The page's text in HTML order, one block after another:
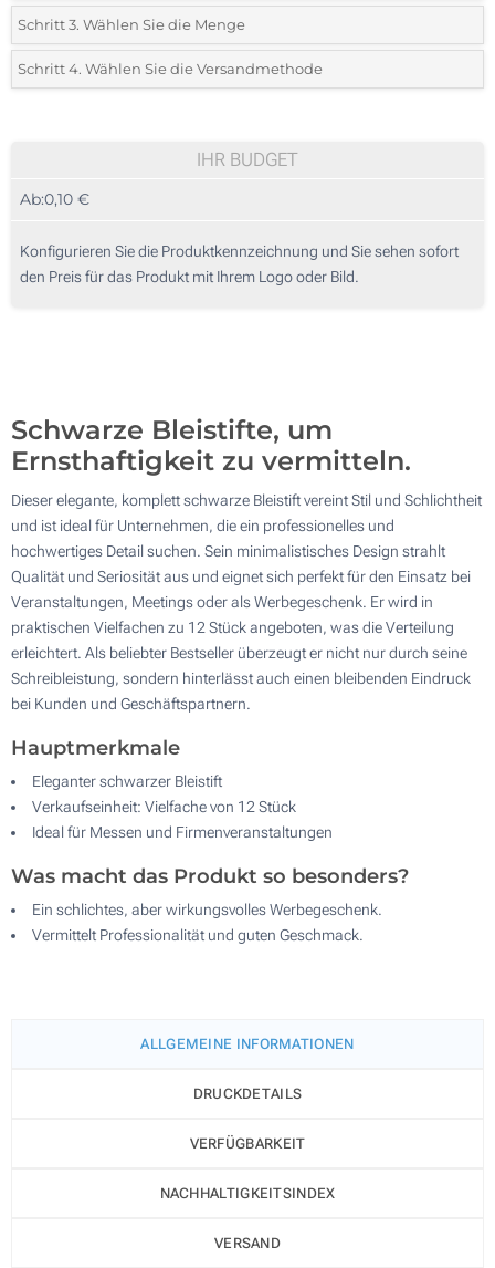
*Wählen Sie die Druck- und Farbtechniken für Ihr Logo:
1 Farbig (Auf den Schaft)
3 Farbig (Auf den Schaft)
Vollfarbdruck (Auf den Schaft)
Schritt 3. Wählen Sie die Menge
*Bitte wählen Sie Ihre gewünschte Menge
100
250
500
Schritt 4. Wählen Sie die Versandmethode
IHR BUDGET
Ab:0,10 €
Konfigurieren Sie die Produktkennzeichnung und Sie sehen sofort
den Preis für das Produkt mit Ihrem Logo oder Bild.
Schwarze Bleistifte, um
Ernsthaftigkeit zu vermitteln.
Dieser elegante, komplett schwarze Bleistift vereint Stil und Schlichtheit
und ist ideal für Unternehmen, die ein professionelles und
hochwertiges Detail suchen. Sein minimalistisches Design strahlt
Qualität und Seriosität aus und eignet sich perfekt für den Einsatz bei
Veranstaltungen, Meetings oder als Werbegeschenk. Er wird in
praktischen Vielfachen zu 12 Stück angeboten, was die Verteilung
erleichtert. Als beliebter Bestseller überzeugt er nicht nur durch seine
Schreibleistung, sondern hinterlässt auch einen bleibenden Eindruck
bei Kunden und Geschäftspartnern.
Hauptmerkmale
Eleganter schwarzer Bleistift
Verkaufseinheit: Vielfache von 12 Stück
Ideal für Messen und Firmenveranstaltungen
Was macht das Produkt so besonders?
Ein schlichtes, aber wirkungsvolles Werbegeschenk.
Vermittelt Professionalität und guten Geschmack.
ALLGEMEINE INFORMATIONEN
DRUCKDETAILS
VERFÜGBARKEIT
NACHHALTIGKEITSINDEX
VERSAND